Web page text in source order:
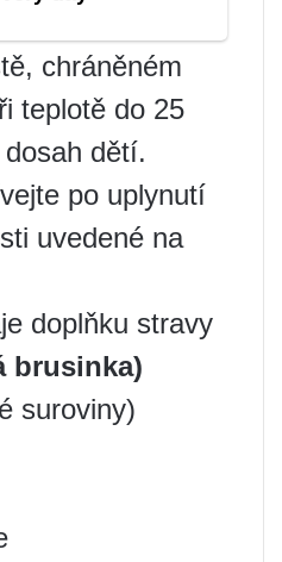
chráněném
teplotě do 25
dětí.
po uplynutí
uvedené na
doplňku stravy
brusinka)
suroviny)